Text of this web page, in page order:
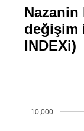
değişim
INDEXi)
10,000